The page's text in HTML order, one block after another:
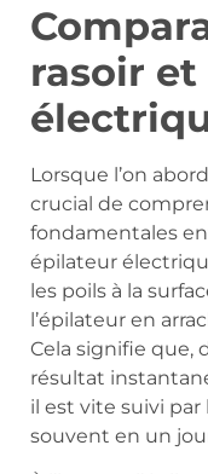
rasoir
Lorsque l’on
crucial de
fondamentales
épilateur
les poils à la
l’épilateur en
Cela signifie que,
résultat
il est vite suivi par
souvent en un